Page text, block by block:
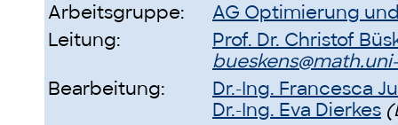
Arbeitsgruppe:
AG Optimierung
Leitung:
Prof. Dr. Christof
Bearbeitung:
Dr.-Ing. Francesca
Dr.-Ing. Eva Dierkes